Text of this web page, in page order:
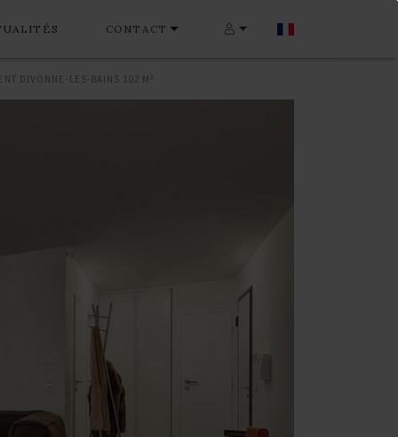
CONTACT
DIVONNE-LES-BAINS 102 M²